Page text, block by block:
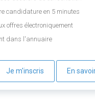
candidature en 5 minutes
offres électroniquement
dans l'annuaire
Je m'inscris En